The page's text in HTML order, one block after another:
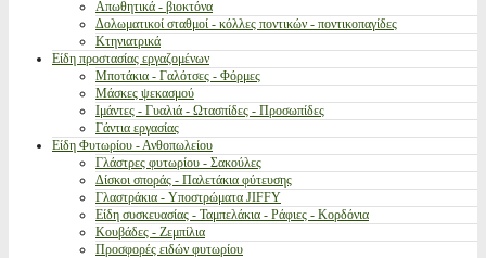
Απωθητικά - βιοκτόνα
Δολωματικοί σταθμοί - κόλλες ποντικών - ποντικοπαγίδες
Κτηνιατρικά
Είδη προστασίας εργαζομένων
Μποτάκια - Γαλότσες - Φόρμες
Μάσκες ψεκασμού
Ιμάντες - Γυαλιά - Ωτασπίδες - Προσωπίδες
Γάντια εργασίας
Είδη Φυτωρίου - Ανθοπωλείου
Γλάστρες φυτωρίου - Σακούλες
Δίσκοι σποράς - Παλετάκια φύτευσης
Γλαστράκια - Υποστρώματα JIFFY
Είδη συσκευασίας - Ταμπελάκια - Ράφιες - Κορδόνια
Κουβάδες - Ζεμπίλια
Προσφορές ειδών φυτωρίου